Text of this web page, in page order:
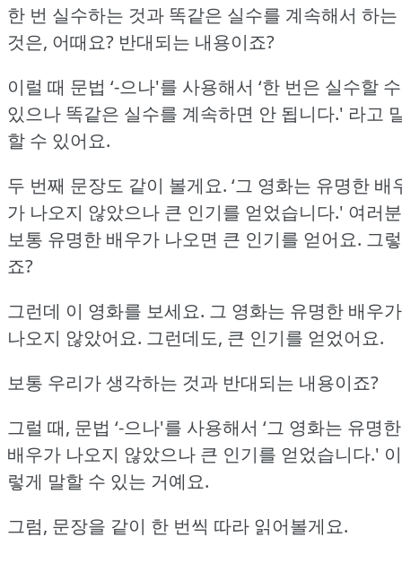
한 번 실수하는 것과 똑같은 실수를 계속해서 하는
것은, 어때요? 반대되는 내용이죠?
이럴 때 문법 ‘-으나'를 사용해서 ‘한 번은 실수할 수
있으나 똑같은 실수를 계속하면 안 됩니다.' 라고
할 수 있어요.
두 번째 문장도 같이 볼게요. ‘그 영화는 유명한 배
가 나오지 않았으나 큰 인기를 얻었습니다.' 여러분
보통 유명한 배우가 나오면 큰 인기를 얻어요. 그렇
죠?
그런데 이 영화를 보세요. 그 영화는 유명한 배우가
나오지 않았어요. 그런데도, 큰 인기를 얻었어요.
보통 우리가 생각하는 것과 반대되는 내용이죠?
그럴 때, 문법 ‘-으나'를 사용해서 ‘그 영화는 유명한
배우가 나오지 않았으나 큰 인기를 얻었습니다.' 이
렇게 말할 수 있는 거예요.
그럼, 문장을 같이 한 번씩 따라 읽어볼게요.